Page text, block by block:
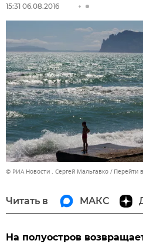
15:31 06.08.2016
© РИА Новости . Сергей Мальгавко Перейти
Читать в МАКС
На полуостров